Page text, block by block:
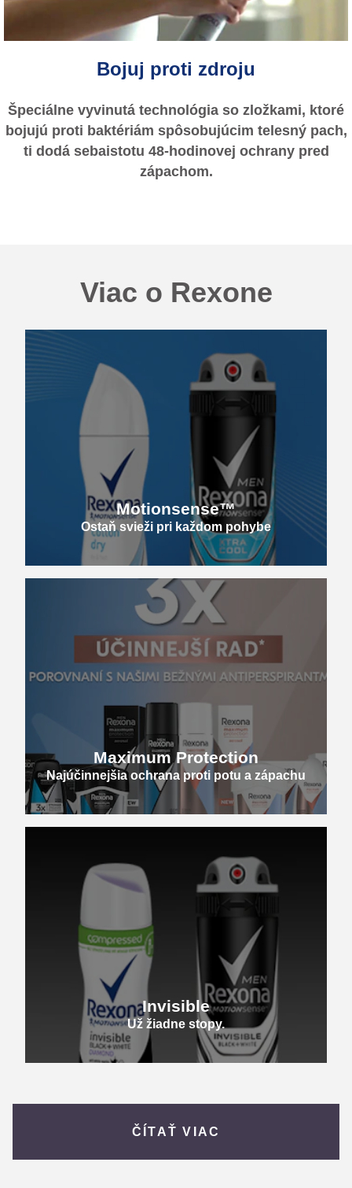
Bojuj proti zdroju
Špeciálne vyvinutá technológia so zložkami, ktoré
bojujú proti baktériám spôsobujúcim telesný pach,
ti dodá sebaistotu 48-hodinovej ochrany pred
zápachom.
Viac o Rexone
Motionsense™
Ostaň svieži pri každom pohybe
Maximum Protection
Najúčinnejšia ochrana proti potu a zápachu
Invisible
Už žiadne stopy.
ČÍTAŤ VIAC